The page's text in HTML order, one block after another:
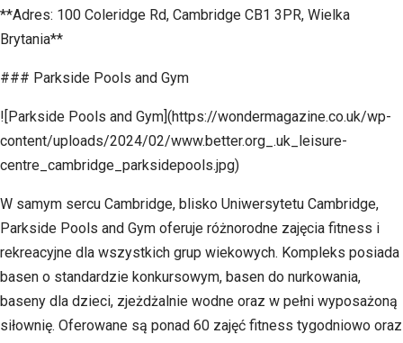
**Adres: 100 Coleridge Rd, Cambridge CB1 3PR, Wielka
Brytania**
### Parkside Pools and Gym
![Parkside Pools and Gym](https://wondermagazine.co.uk/wp-
content/uploads/2024/02/www.better.org_.uk_leisure-
centre_cambridge_parksidepools.jpg)
W samym sercu Cambridge, blisko Uniwersytetu Cambridge,
Parkside Pools and Gym oferuje różnorodne zajęcia fitness i
rekreacyjne dla wszystkich grup wiekowych. Kompleks posiada
basen o standardzie konkursowym, basen do nurkowania,
baseny dla dzieci, zjeżdżalnie wodne oraz w pełni wyposażoną
siłownię. Oferowane są ponad 60 zajęć fitness tygodniowo oraz